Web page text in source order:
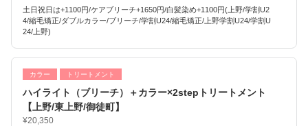
土日祝日は+1100円/ケアブリーチ+1650円/白髪染め+1100円(上野/学割U2
4/縮毛矯正/ダブルカラー/ブリーチ/学割U24/縮毛矯正/上野学割U24/学割U
24/上野)
カラー トリートメント
ハイライト（ブリーチ）＋カラー×2stepトリートメント
【上野/東上野/御徒町】
¥20,350